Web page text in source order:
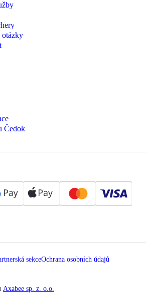
otázky
Čedok
sekceOchrana osobních údajů
Axabee sp. z. o.o.